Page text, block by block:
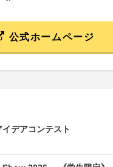
公式ホームページ
デアコンテスト